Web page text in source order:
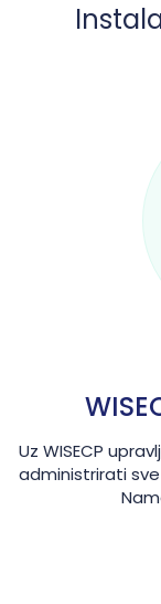
Uz WISECP
administrirati